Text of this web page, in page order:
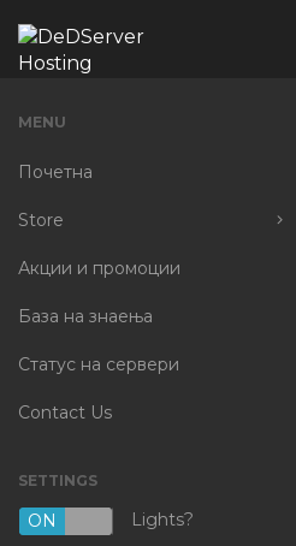
MENU
Почетна
Store
Browse All
IPv4 & IPv6 & ASN
Server
домен
Трансфер на домени
Акции и промоции
База на знаења
Статус на сервери
Contact Us
SETTINGS
ON OFF
Lights?